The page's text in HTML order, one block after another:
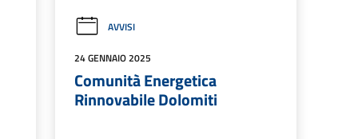
AVVISI
24 GENNAIO 2025
Comunità Energetica
Rinnovabile Dolomiti